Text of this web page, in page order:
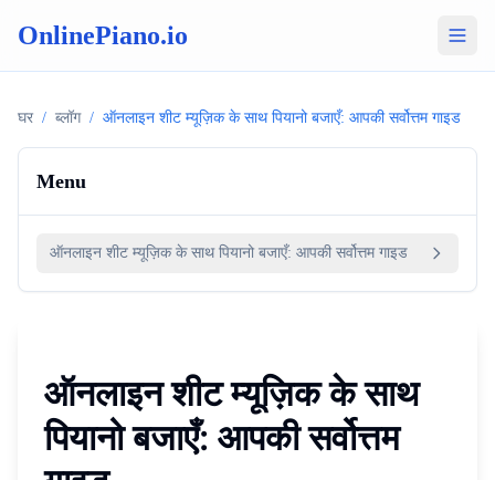
OnlinePiano.io
घर / ब्लॉग / ऑनलाइन शीट म्यूज़िक के साथ पियानो बजाएँ: आपकी सर्वोत्तम गाइड
Menu
ऑनलाइन शीट म्यूज़िक के साथ पियानो बजाएँ: आपकी सर्वोत्तम गाइड
ऑनलाइन शीट म्यूज़िक के साथ
पियानो बजाएँ: आपकी सर्वोत्तम